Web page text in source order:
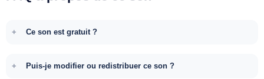
Ce son est gratuit ?
Puis-je modifier ou redistribuer ce son ?